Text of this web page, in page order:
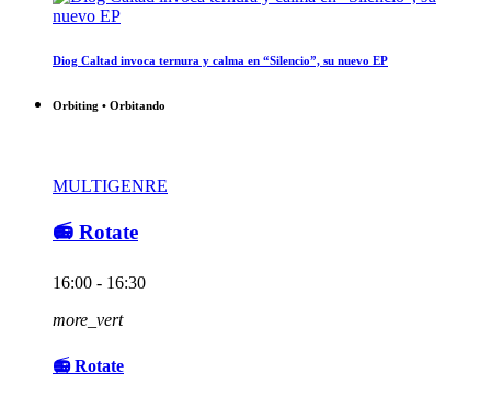
Diog Caltad invoca ternura y calma en “Silencio”, su nuevo EP
Orbiting • Orbitando
MULTIGENRE
📻 Rotate
16:00 - 16:30
more_vert
📻 Rotate